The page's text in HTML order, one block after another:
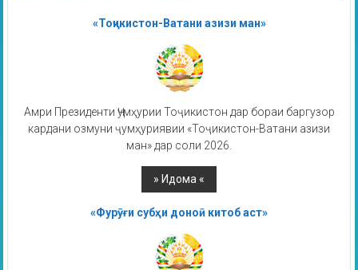
«Тоҷикистон-Ватани азизи ман»
Амри Президенти Ҷумҳурии Тоҷикистон дар бораи баргузор
кардани озмуни ҷумҳуриявии «Тоҷикистон-Ватани азизи
ман» дар соли 2026.
«Фурӯғи субҳи доноӣ китоб аст»